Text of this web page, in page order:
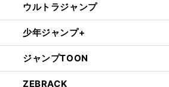
ウルトラジャンプ
少年ジャンプ+
ジャンプTOON
ZEBRACK